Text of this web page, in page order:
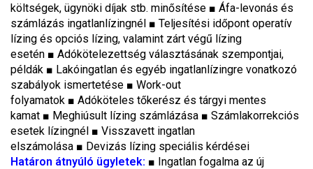
költségek, ügynöki díjak stb. minősítése ■ Áfa-levonás és
számlázás ingatlanlízingnél ■ Teljesítési időpont operatív
lízing és opciós lízing, valamint zárt végű lízing
esetén ■ Adókötelezettség választásának szempontjai,
példák ■ Lakóingatlan és egyéb ingatlanlízingre vonatkozó
szabályok ismertetése ■ Work-out
folyamatok ■ Adóköteles tőkerész és tárgyi mentes
kamat ■ Meghiúsult lízing számlázása ■ Számlakorrekciós
esetek lízingnél ■ Visszavett ingatlan
elszámolása ■ Devizás lízing speciális kérdései
Határon átnyúló ügyletek: ■ Ingatlan fogalma az új